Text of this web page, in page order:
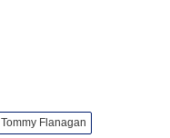
Tommy Flanagan